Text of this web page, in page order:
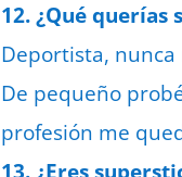
12. ¿Qué querías
Deportista,
De pequeño
profesión me